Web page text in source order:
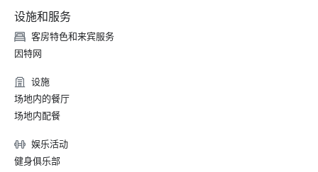
设施和服务
客房特色和来宾服务
因特网
设施
场地内的餐厅
场地内配餐
娱乐活动
健身俱乐部